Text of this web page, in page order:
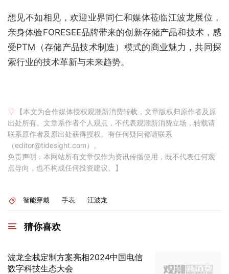
想见不如相见，欢迎业界同仁和媒体莅临江波龙展位，
亲身体验FORESEE品牌带来的创新存储产品和技术，感
受PTM（存储产品技术制造）模式的商业魅力，共同探
索行业的技术革新与未来趋势。
【本文为合作媒体授权观潮新消费转载，文章版权归原作者及原
出处所有。文章系作者个人观点，不代表观潮新消费立场，转载请
联系原作者及原出处获得授权。有任何疑问都请联系
（editor@tidesight.com）。
免责声明：本网站所有文章仅作为资讯传播使用，既不代表任何观
点导向，也不构成任何投资建议。】
智能穿戴 手表 江波龙
猜你喜欢
波龙全栈定制方案亮相2024中国电信
数字科技生态大会